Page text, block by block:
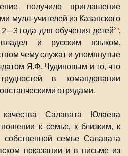
получило приглашение
мулл-учителей из Казанского
года для обучения детей35.
и русским языком.
чему служат и упомянутые
Я.Ф. Чудиновым и то, что
в командовании
отрядами.
Салавата Юлаева
к семье, к близким, к
семье Салавата
показании и в письме из